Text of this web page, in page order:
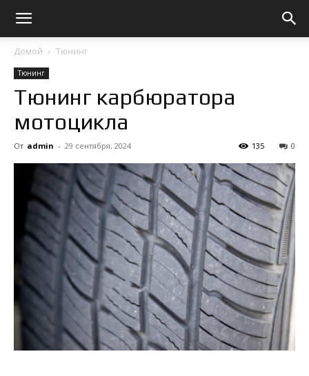
Домой Тюнинг
Тюнинг
Тюнинг карбюратора
мотоцикла
От admin - 29 сентября, 2024 0
135